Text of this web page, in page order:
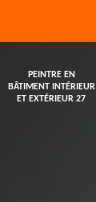
PEINTRE EN
BÂTIMENT INTÉRIEUR
ET EXTÉRIEUR 27